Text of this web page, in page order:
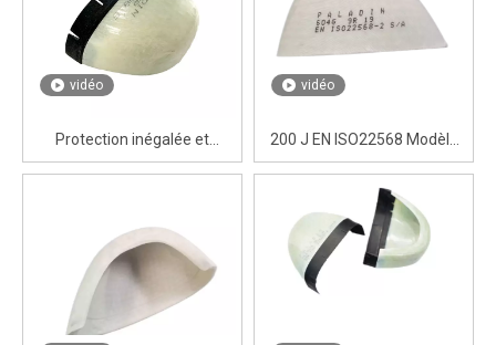
vidéo
Protection inégalée et
confort Composite Fibre-
vidéo
200 J EN ISO22568 Modèle
de capuche d'orteil en fibre
les bottes de travail PU